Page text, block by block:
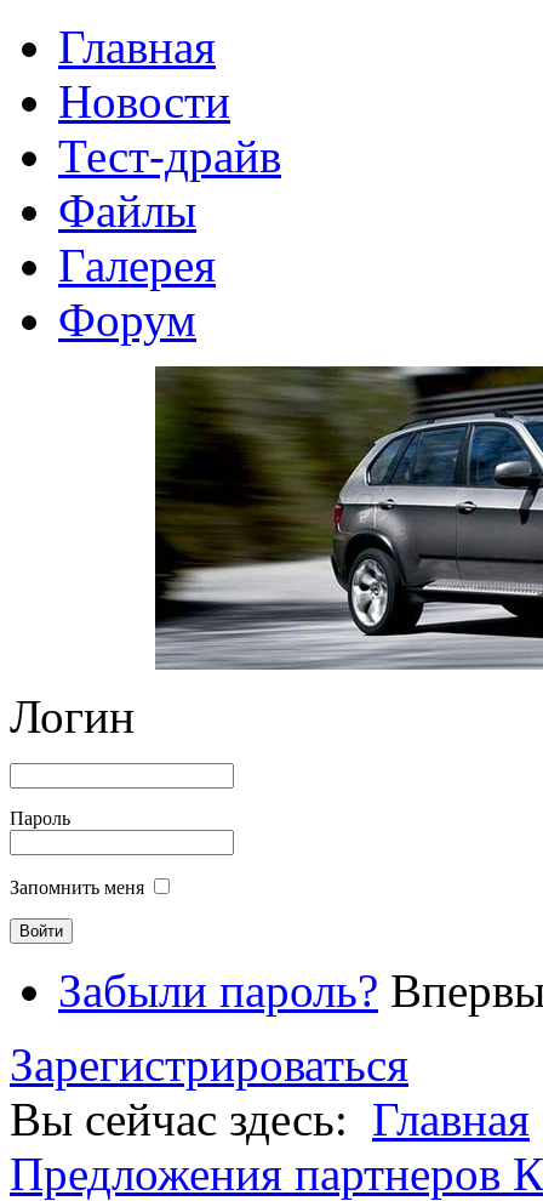
Главная
Новости
Тест-драйв
Файлы
Галерея
Форум
Логин
Пароль
Запомнить меня
Забыли пароль?
Зарегистрироваться
Вы сейчас здесь: Главная
Предложения партнеров